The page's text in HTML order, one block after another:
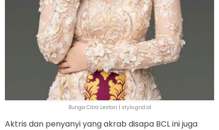
Bunga Citra Lestari | stylo.grid.id
Aktris dan penyanyi yang akrab disapa BCL ini juga